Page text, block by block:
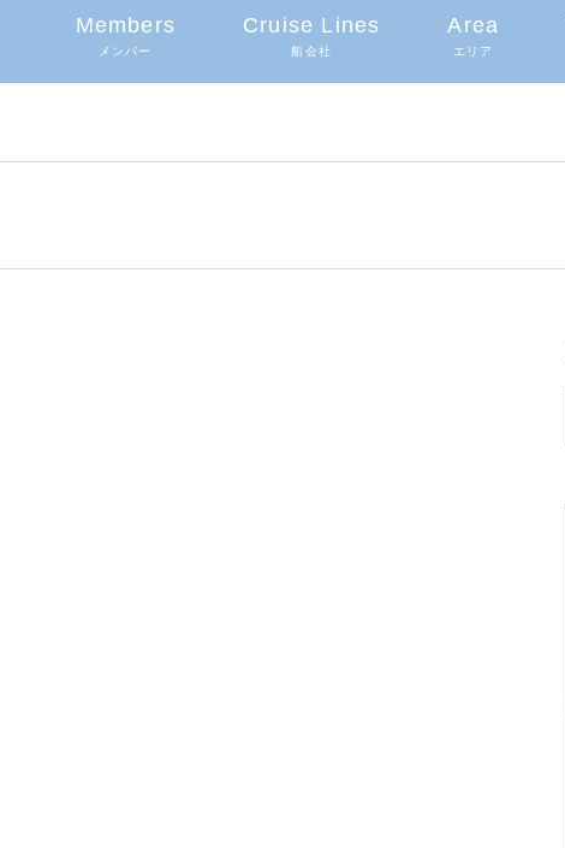
Members
メンバー
Cruise Lines
船会社
Area
エリア